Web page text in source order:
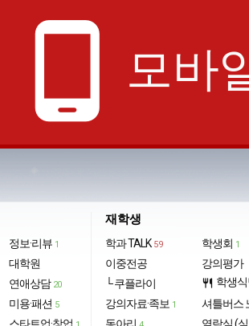
phone_android 모바
정보·리뷰 1
대학원
연애상담 20
미용·패션 5
재학생
학과 TALK 59
이중전공
└ 쿠플라이
강의자료·족보 1
학생회 1
강의평가
restaurant 학생
셔틀버스